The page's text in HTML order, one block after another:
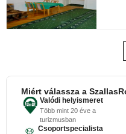
Miért válassza a
Valódi helyismeret
Több mint 20 éve a
turizmusban
Csoportspecialista